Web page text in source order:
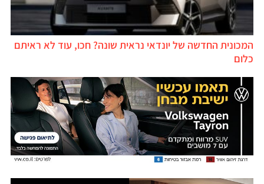
המכונית החדשה של יונדאי נראית שונה? חכו, עוד לא ראיתם
כלום